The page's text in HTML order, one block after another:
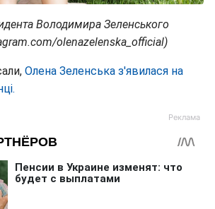
Володимира Зеленського
olenazelenska_official)
Олена Зеленська з'явилася на